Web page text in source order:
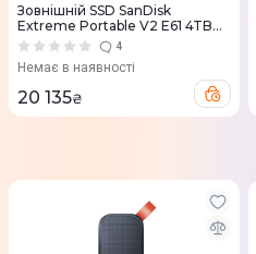
Зовнiшнiй SSD SanDisk
Extreme Portable V2 E61 4TB
USB 3.2 Type-C сiрий
4
Немає в наявності
20 135₴